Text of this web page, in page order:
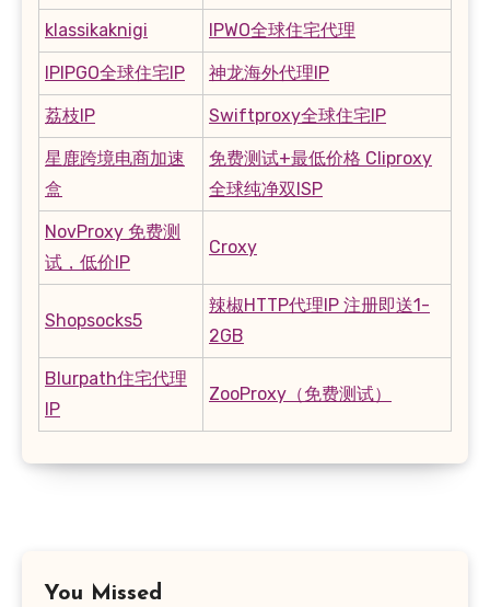
klassikaknigi IPWO全球住宅代理
IPIPGO全球住宅IP 神龙海外代理IP
荔枝IP Swiftproxy全球住宅IP
星鹿跨境电商加速
盒
免费测试+最低价格 Cliproxy
全球纯净双ISP
NovProxy 免费测
试，低价IP
Croxy
Shopsocks5
辣椒HTTP代理IP 注册即送1-
2GB
Blurpath住宅代理
IP
ZooProxy（免费测试）
You Missed